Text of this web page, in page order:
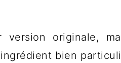
version originale,
bien